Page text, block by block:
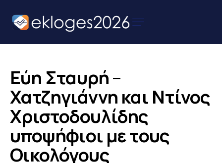
Αρχική
Παρουσιάσεις
Υποψηφίων
Podcast Υποψηφίων
Επικοινωνία
Εύη Σταυρή –
Χατζηγιάννη και Ντίνος
Χριστοδουλίδης
υποψήφιοι με τους
Οικολόγους